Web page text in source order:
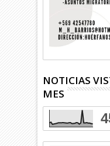
NOTICIAS
MES